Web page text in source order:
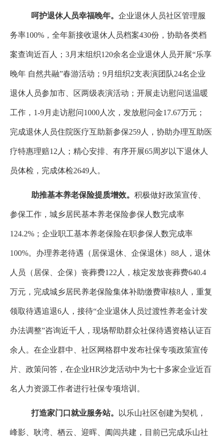
呵护退休人员幸福晚年。 企业退休人员社区管理服
务率100% ，全年新接收退休人员档案430份，协助各类档
案查询近百人； 3月末组织120余名企业退休人员开展“乐享
晚年 自然共融”春游活动 ； 9月组织2支表演团队24名企业
退休人员参加市、区两级表演活动；开展走访慰问送温暖
工作， 1-9月走访慰问1000 人 次 ，发放慰问金17.67万元 ；
完成退休人员住院医疗互助新参保259 人，协助办理互助医
疗特惠理赔12 人；精心安排、有序开展65周岁以下退休人
员体检，完成体检2649 人。
助推基本养老保险提质增效。 积极做好政策宣传、
参保工作，城乡居民基本养老保险参保人数完成率
124.2% ；企业职工基本养老保险在职参保人数完成率
100%。 办理养老待遇（居保退休、企保退休） 88 人，退休
人员（居保、企保）丧葬费122 人，核定发放丧葬费640.4
万元 ，完成城乡居民养老保险集体补助缴费审核8 人，重复
领取待遇追退6 人，接待“企业退休人员过渡性养老金计发
办法调整”咨询近千人，现场帮助群众社保待遇资格认证百
余人 。 在企业群中、社区网格群中发布社保专项政策宣传
片、政策问答，在企业HR沙龙活动中为七十多家企业近百
名人力资源工作者进行社保专项培训。
打造家门口就业服务站。 以乐山社区创建为契机，
峰影、耿湾、栖云、迎晖、阖闾共建，目前已完成乐山社